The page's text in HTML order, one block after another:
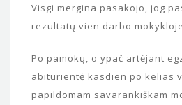
Visgi mergina pasakojo, jog
rezultatų vien darbo
Po pamokų, o ypač artėjant
abiturientė kasdien po kelias
papildomam savarankiškam